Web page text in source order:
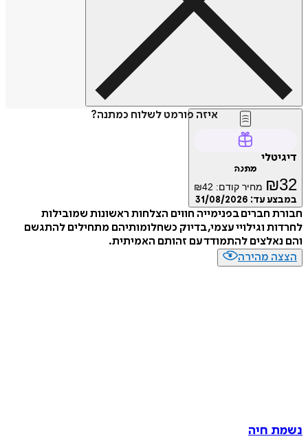
איזה פורמט לשלוח כמתנה?
דיגיטלי
מתנה
₪32 מחיר קודם: ₪42
במבצע עד: 31/08/2026
חבורת חברים בפנימייה חווים הצלחות ראשונות שמובילות
לחרדות וגילויי עצמי, בדיוק כשחלומותיהם מתחילים להתגשם
והם נאלצים להתמודד עם זהותם האמיתית.
הצצה מהירה
נשמת חיה